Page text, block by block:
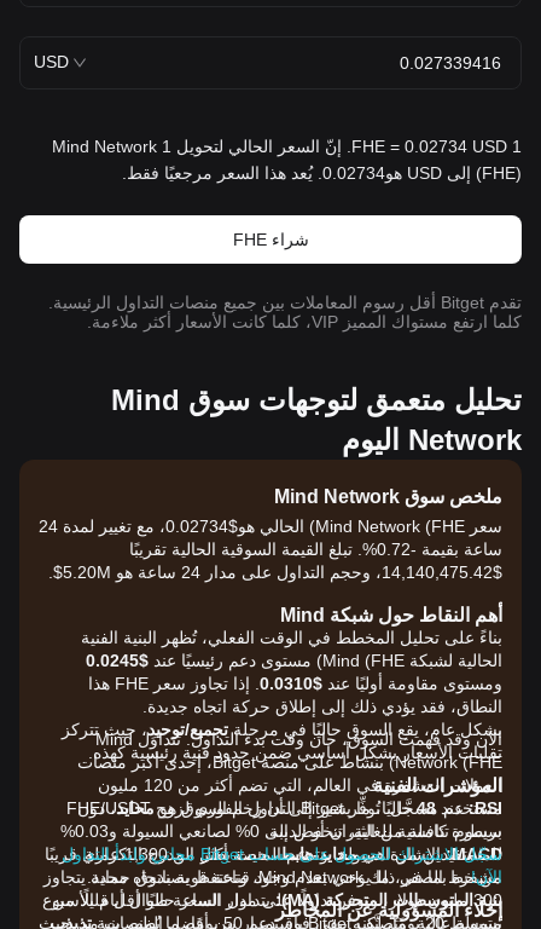
USD
1 FHE = 0.02734 USD. إنّ السعر الحالي لتحويل 1 Mind Network
(FHE) إلى USD هو0.02734. يُعد هذا السعر مرجعيًا فقط.
شراء FHE
تقدم Bitget أقل رسوم المعاملات بين جميع منصات التداول الرئيسية.
كلما ارتفع مستواك المميز VIP، كلما كانت الأسعار أكثر ملاءمة.
تحليل متعمق لتوجهات سوق Mind
Network اليوم
ملخص سوق Mind Network
سعر Mind Network (FHE) الحالي هو$0.02734، مع تغيير لمدة 24
ساعة بقيمة -0.72%. تبلغ القيمة السوقية الحالية تقريبًا
$14,140,475.42، وحجم التداول على مدار 24 ساعة هو 5.20M$.
أهم النقاط حول شبكة Mind
بناءً على تحليل المخطط في الوقت الفعلي، تُظهر البنية الفنية
الحالية لشبكة Mind (FHE) مستوى دعم رئيسيًا عند
$0.0245
ومستوى مقاومة أوليًا عند $0.0310
. إذا تجاوز سعر FHE هذا
النطاق، فقد يؤدي ذلك إلى إطلاق حركة اتجاه جديدة.
بشكل عام، يقع السوق حاليًا في مرحلةتجميع/توحيد، حيث تتركز
تقلبات الأسعار بشكل أساسي ضمن حدود فنية رئيسية كهذه.
المؤشرات الفنية
RSI: عند48حاليًا، ما يشير إلى أن زخم السوق هومحايد، دون
سيطرة كاملة من الثيران أو الدببة.
MACD: الإشارة هيمحايد-هابط، حيث يظل المدرج التكراري قريبًا
من خط الصفر، ما يوحي بعدم وجود قناعة قوية باتجاه محدد.
بنية المتوسطات المتحركة (MA):
يتداول السعر حاليًا أقل قليلًا من
متوسط 20 يومًا، لكنه يبقى فوق دعم 50 يومًا، ما يُظهر بنية
تذبذب
الآن وقد فهمت السوق، حان وقت بدء التداول. تُتداوَل Mind
Network (FHE) بنشاط على منصة Bitget، إحدى أكبر منصات
العملات المشفرة في العالم، التي تضم أكثر من 120 مليون
مستخدم مسجَّل. تُوفِّر Bitget التداول الفوري لزوج FHE/USDT
برسوم تنافسية للغاية، تنخفض إلى 0% لصانعي السيولة و0.03%
للمستفيدين من السيولة. وتدعم المنصة أكثر من 1,300 عملة
مشفرة بما في ذلك Mind Network، وتحتفظ بصندوق حماية يتجاوز
300 مليون دولار، وتوفر تداولًا على مدار الساعة طوال أيام الأسبوع
بسيولة عالية. وتُصنَّف Bitget باستمرار بين أفضل المنصات من حيث
سجّل الاشتراك للحصول على حساب Bitget مجاني وابدأ التداول
الآن!
إخلاء المسؤولية عن المخاطر